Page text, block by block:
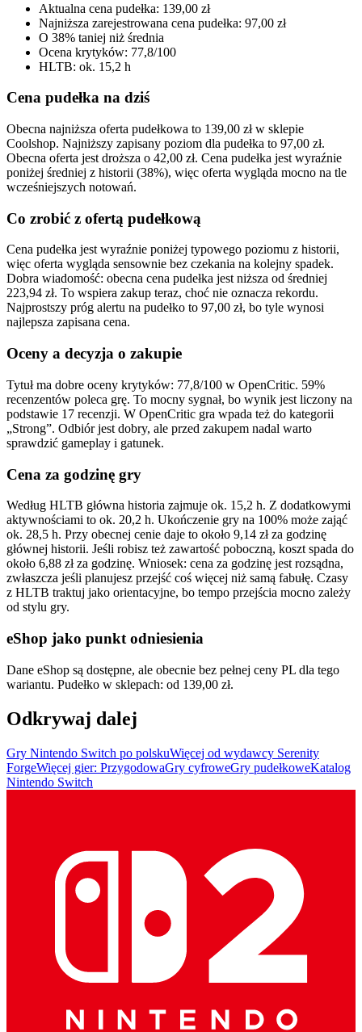
Aktualna cena pudełka: 139,00 zł
Najniższa zarejestrowana cena pudełka: 97,00 zł
O 38% taniej niż średnia
Ocena krytyków: 77,8/100
HLTB: ok. 15,2 h
Cena pudełka na dziś
Obecna najniższa oferta pudełkowa to 139,00 zł w sklepie
Coolshop. Najniższy zapisany poziom dla pudełka to 97,00 zł.
Obecna oferta jest droższa o 42,00 zł. Cena pudełka jest wyraźnie
poniżej średniej z historii (38%), więc oferta wygląda mocno na tle
wcześniejszych notowań.
Co zrobić z ofertą pudełkową
Cena pudełka jest wyraźnie poniżej typowego poziomu z historii,
więc oferta wygląda sensownie bez czekania na kolejny spadek.
Dobra wiadomość: obecna cena pudełka jest niższa od średniej
223,94 zł. To wspiera zakup teraz, choć nie oznacza rekordu.
Najprostszy próg alertu na pudełko to 97,00 zł, bo tyle wynosi
najlepsza zapisana cena.
Oceny a decyzja o zakupie
Tytuł ma dobre oceny krytyków: 77,8/100 w OpenCritic. 59%
recenzentów poleca grę. To mocny sygnał, bo wynik jest liczony na
podstawie 17 recenzji. W OpenCritic gra wpada też do kategorii
„Strong”. Odbiór jest dobry, ale przed zakupem nadal warto
sprawdzić gameplay i gatunek.
Cena za godzinę gry
Według HLTB główna historia zajmuje ok. 15,2 h. Z dodatkowymi
aktywnościami to ok. 20,2 h. Ukończenie gry na 100% może zająć
ok. 28,5 h. Przy obecnej cenie daje to około 9,14 zł za godzinę
głównej historii. Jeśli robisz też zawartość poboczną, koszt spada do
około 6,88 zł za godzinę. Wniosek: cena za godzinę jest rozsądna,
zwłaszcza jeśli planujesz przejść coś więcej niż samą fabułę. Czasy
z HLTB traktuj jako orientacyjne, bo tempo przejścia mocno zależy
od stylu gry.
eShop jako punkt odniesienia
Dane eShop są dostępne, ale obecnie bez pełnej ceny PL dla tego
wariantu. Pudełko w sklepach: od 139,00 zł.
Odkrywaj dalej
Gry Nintendo Switch po polskuWięcej od wydawcy Serenity
ForgeWięcej gier: PrzygodowaGry cyfroweGry pudełkoweKatalog
Nintendo Switch